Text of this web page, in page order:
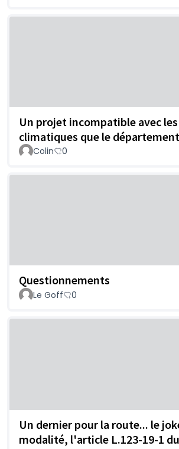
Un projet incompatible avec
climatiques que le
Colin 0
Questionnements
Le Goff
0
Un dernier pour la route... le
modalité, l'article L.123-19-1 du